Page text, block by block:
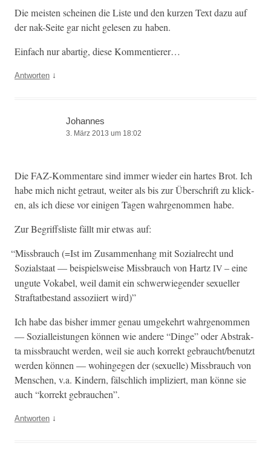
Die meis­ten scheinen die Liste und den kurzen Text dazu auf
der nak-Seite gar nicht gele­sen zu haben.
Ein­fach nur abar­tig, diese Kommentierer…
Antworten ↓
Johannes
3. März 2013 um 18:02
Die FAZ-Kom­mentare sind immer wieder ein hartes Brot. Ich
habe mich nicht getraut, weit­er als bis zur Über­schrift zu klick­
en, als ich diese vor eini­gen Tagen wahrgenom­men habe.
Zur Begriff­s­liste fällt mir etwas auf:
“Miss­brauch (=Ist im Zusam­men­hang mit Sozial­recht und
Sozial­staat — beispiel­sweise Miss­brauch von Hartz IV – eine
ungute Vok­a­bel, weil damit ein schw­er­wiegen­der sex­ueller
Straftatbe­stand assozi­iert wird)”
Ich habe das bish­er immer genau umgekehrt wahrgenom­men
— Sozialleis­tun­gen kön­nen wie andere “Dinge” oder Abstrak­
ta miss­braucht wer­den, weil sie auch kor­rekt gebraucht/benutzt
wer­den kön­nen — wohinge­gen der (sex­uelle) Miss­brauch von
Men­schen, v.a. Kindern, fälschlich impliziert, man könne sie
auch “kor­rekt gebrauchen”.
Antworten ↓